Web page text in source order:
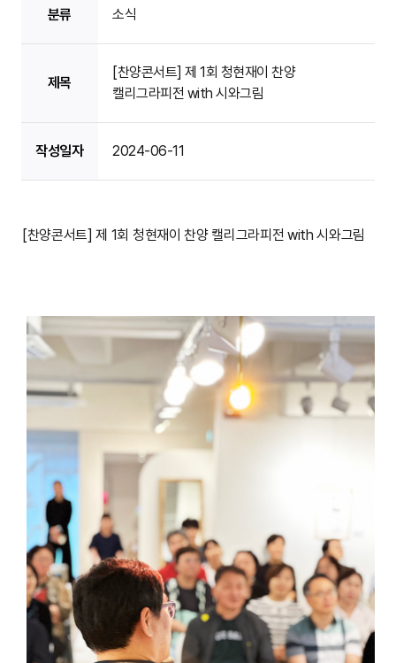
분류 소식
제목
[찬양콘서트] 제 1회 청현재이 찬양
캘리그라피전 with 시와그림
작성일자 2024-06-11
[찬양콘서트] 제 1회 청현재이 찬양 캘리그라피전 with 시와그림